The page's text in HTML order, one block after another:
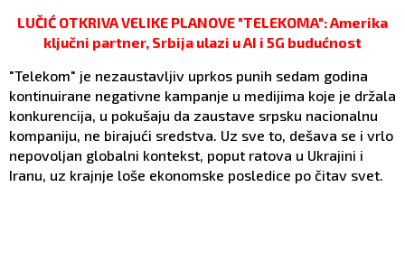
LUČIĆ OTKRIVA VELIKE PLANOVE "TELEKOMA": Amerika
ključni partner, Srbija ulazi u AI i 5G budućnost
"Telekom" je nezaustavljiv uprkos punih sedam godina
kontinuirane negativne kampanje u medijima koje je držala
konkurencija, u pokušaju da zaustave srpsku nacionalnu
kompaniju, ne birajući sredstva. Uz sve to, dešava se i vrlo
nepovoljan globalni kontekst, poput ratova u Ukrajini i
Iranu, uz krajnje loše ekonomske posledice po čitav svet.